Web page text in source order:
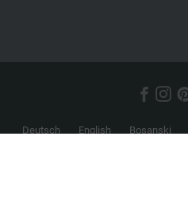
Deutsch English Bosanski